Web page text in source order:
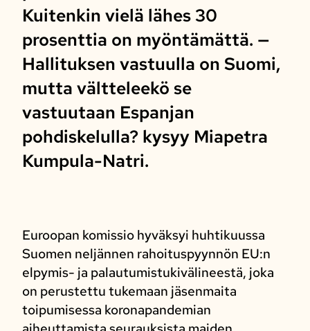
Kuitenkin vielä lähes 30
prosenttia on myöntämättä. —
Hallituksen vastuulla on Suomi,
mutta vältteleekö se
vastuutaan Espanjan
pohdiskelulla? kysyy Miapetra
Kumpula-Natri.
Euroopan komissio hyväksyi huhtikuussa
Suomen neljännen rahoituspyynnön EU:n
elpymis- ja palautumistukivälineestä, joka
on perustettu tukemaan jäsenmaita
toipumisessa koronapandemian